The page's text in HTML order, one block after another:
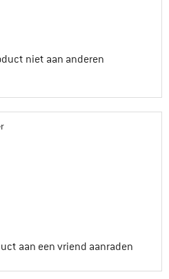
niet aan anderen
aan een vriend aanraden